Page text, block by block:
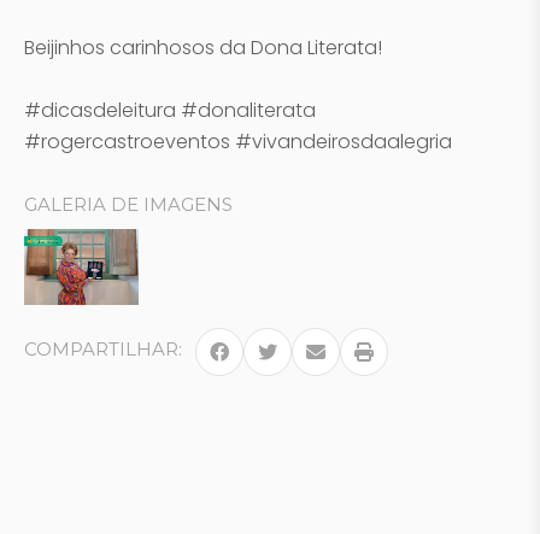
Beijinhos carinhosos da Dona Literata!
#‎dicasdeleitura #‎donaliterata‬
‪#rogercastroeventos‬ ‪#‎vivandeirosdaalegria
GALERIA DE IMAGENS
COMPARTILHAR: